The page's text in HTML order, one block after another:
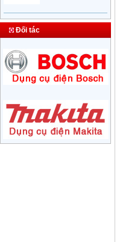
Bảng giá mũi khoan
rút lõi bê tông
Máy Khoan Bosch
valy nhựa
Bộ máy khoan Bosch
GSB 13RE hộp nhựa
100 chi tiết
Giá
1977000
Đối tác